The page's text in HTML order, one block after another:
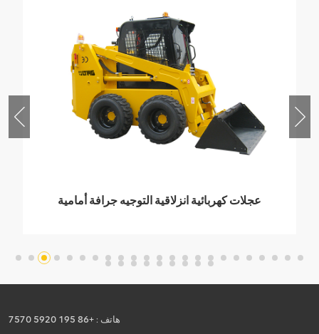
عجلات كهربائية انزلاقية التوجيه جرافة أمامية
هاتف : +86 195 5920 7570